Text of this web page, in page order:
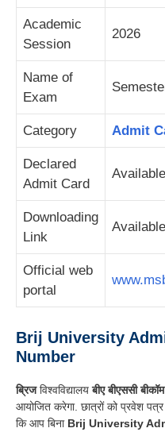
Academic
Session
2026
Name of
Exam
Category Admit
Declared
Admit Card
Downloading
Link
Available
Official web
portal
Brij University
Number
ब्रिजविश्वविद्यालयबीए बीएससी
आयोजित करेगा. छात्रों को प्रवेश
कि आप बिना Brij University